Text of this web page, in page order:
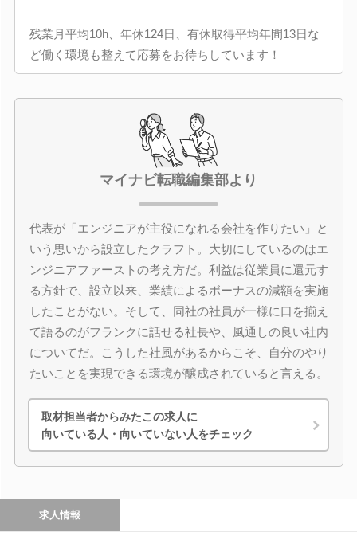
残業月平均10h、年休124日、有休取得平均年間13日な
ど働く環境も整えて応募をお待ちしています！
マイナビ転職編集部より
代表が「エンジニアが主役になれる会社を作りたい」と
いう思いから設立したクラフト。大切にしているのはエ
ンジニアファーストの考え方だ。利益は従業員に還元す
る方針で、設立以来、業績によるボーナスの減額を実施
したことがない。そして、同社の社員が一様に口を揃え
て語るのがフランクに話せる社長や、風通しの良い社内
についてだ。こうした社風があるからこそ、自分のやり
たいことを実現できる環境が醸成されていると言える。
取材担当者からみたこの求人に
向いている人・向いていない人をチェック
求人情報